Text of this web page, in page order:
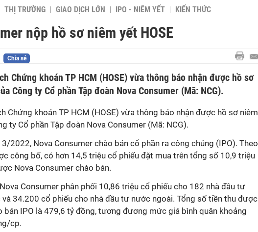
THỊ TRƯỜNG GIAO DỊCH LỚN IPO - NIÊM YẾT KIẾN THỨC
nộp hồ sơ niêm yết HOSE
Chia sẻ
Chứng khoán TP HCM (HOSE) vừa thông báo nhận được hồ sơ
Công ty Cổ phần Tập đoàn Nova Consumer (Mã: NCG).
Chứng khoán TP HCM (HOSE) vừa thông báo nhận được hồ sơ niêm
ty Cổ phần Tập đoàn Nova Consumer (Mã: NCG).
2022, Nova Consumer chào bán cổ phần ra công chúng (IPO). Theo
công bố, có hơn 14,5 triệu cổ phiếu đặt mua trên tổng số 10,9 triệu
Nova Consumer chào bán.
Consumer phân phối 10,86 triệu cổ phiếu cho 182 nhà đầu tư
34.200 cổ phiếu cho nhà đầu tư nước ngoài. Tổng số tiền thu được
bán IPO là 479,6 tỷ đồng, tương đương mức giá bình quân khoảng
cp.